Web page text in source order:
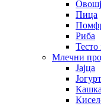
Пица
Риба
Тесто
Млечни
Јајца
Јогурт